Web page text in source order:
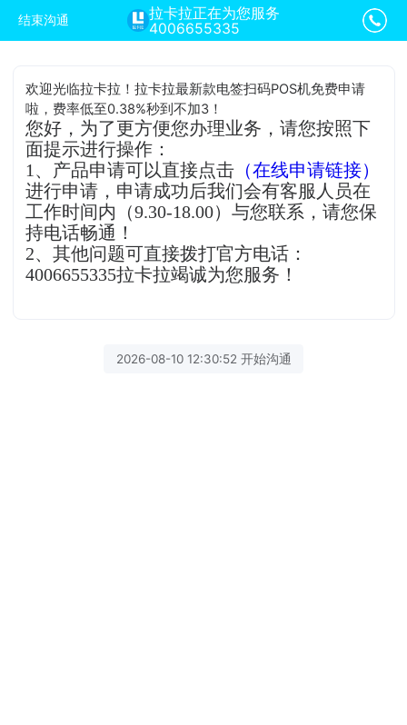
结束沟通
拉卡拉正在为您服务
4006655335
欢迎光临拉卡拉！拉卡拉最新款电签扫码POS机免费申请
啦，费率低至0.38%秒到不加3！
您好，为了更方便您办理业务，请您按照下
面提示进行操作：
1、产品申请可以直接点击 （在线申请链接）
进行申请，申请成功后我们会有客服人员在
工作时间内（9.30-18.00）与您联系，请您保
持电话畅通！
2、其他问题可直接拨打官方电话：
4006655335拉卡拉竭诚为您服务！
2026-08-10 12:30:52 开始沟通